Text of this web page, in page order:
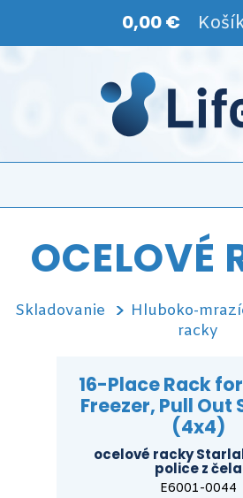
0,00 €
OCELOVÉ
Skladovanie Hluboko-
racky
16-Place Rack
Freezer, Pull Out
(4x4)
ocelové racky
police z čela
E6001-0044